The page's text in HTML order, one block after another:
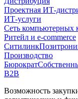
Проектная ИТ-
ИТ-услуги
Сеть компьютерных
Ритейл и e-commerce
Ситилинк
Производство
Бюрократ
B2B
Возможность